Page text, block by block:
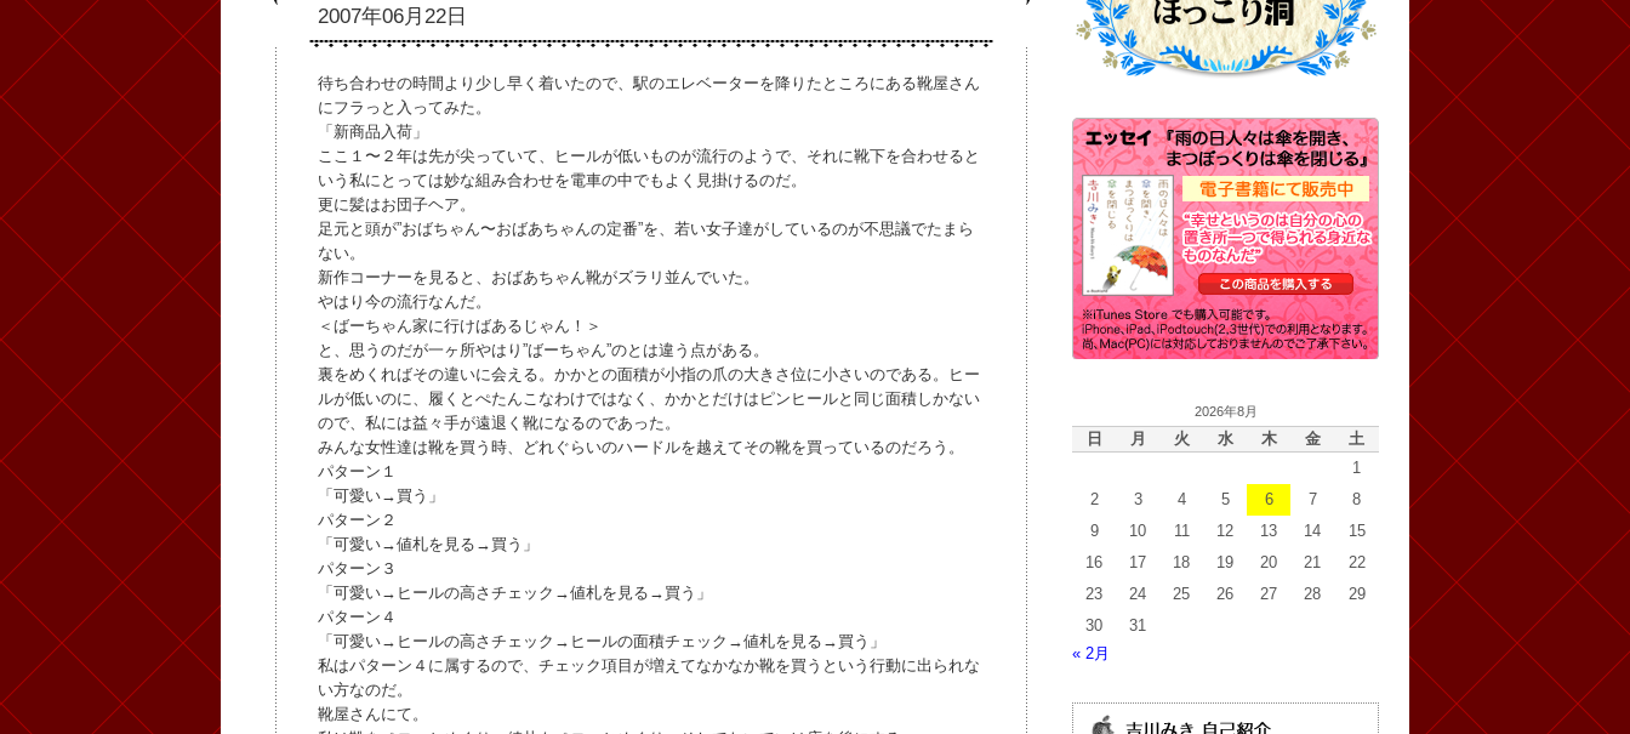
2007年06月22日
待ち合わせの時間より少し早く着いたので、駅のエレベーターを降りたところにある靴屋さん
にフラっと入ってみた。
「新商品入荷」
ここ１〜２年は先が尖っていて、ヒールが低いものが流行のようで、それに靴下を合わせると
いう私にとっては妙な組み合わせを電車の中でもよく見掛けるのだ。
更に髪はお団子ヘア。
足元と頭が”おばちゃん〜おばあちゃんの定番”を、若い女子達がしているのが不思議でたまら
ない。
新作コーナーを見ると、おばあちゃん靴がズラリ並んでいた。
やはり今の流行なんだ。
＜ばーちゃん家に行けばあるじゃん！＞
と、思うのだが一ヶ所やはり”ばーちゃん”のとは違う点がある。
裏をめくればその違いに会える。かかとの面積が小指の爪の大きさ位に小さいのである。ヒー
ルが低いのに、履くとぺたんこなわけではなく、かかとだけはピンヒールと同じ面積しかない
ので、私には益々手が遠退く靴になるのであった。
みんな女性達は靴を買う時、どれぐらいのハードルを越えてその靴を買っているのだろう。
パターン１
「可愛い→買う」
パターン２
「可愛い→値札を見る→買う」
パターン３
「可愛い→ヒールの高さチェック→値札を見る→買う」
パターン４
「可愛い→ヒールの高さチェック→ヒールの面積チェック→値札を見る→買う」
私はパターン４に属するので、チェック項目が増えてなかなか靴を買うという行動に出られな
い方なのだ。
靴屋さんにて。
2026年8月
日 月 火 水 木 金
土
1
2
3 4 5 6 7
8
9
10 11 12 13 14
15
16
17 18 19 20 21
22
23
24 25 26 27 28
29
30
31
« 2月